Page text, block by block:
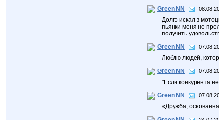
Green NN
Долго искал в
пьянки меня не
получить
Green NN
Люблю людей,
Green NN
"Если конкурента
Green NN
«Дружба,